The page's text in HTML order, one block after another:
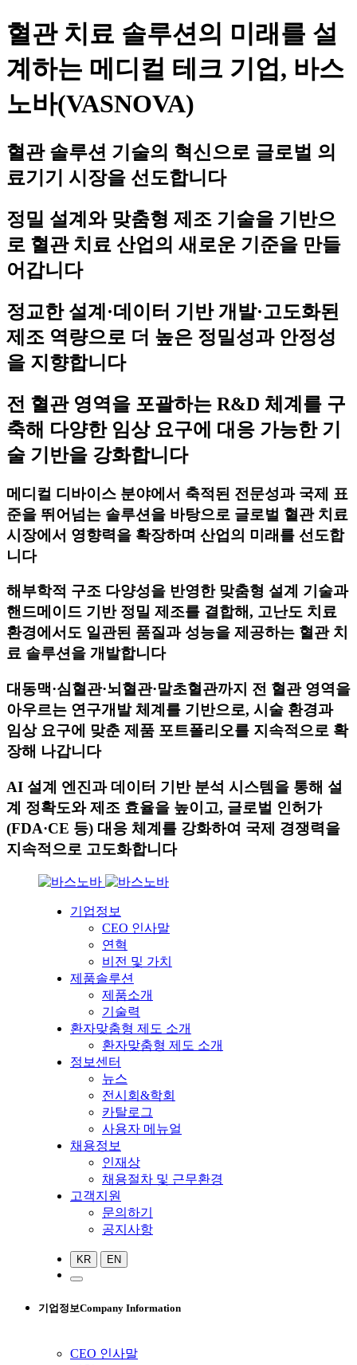
혈관 치료 솔루션의 미래를 설
계하는 메디컬 테크 기업, 바스
노바(VASNOVA)
혈관 솔루션 기술의 혁신으로 글로벌 의
료기기 시장을 선도합니다
정밀 설계와 맞춤형 제조 기술을 기반으
로 혈관 치료 산업의 새로운 기준을 만들
어갑니다
정교한 설계·데이터 기반 개발·고도화된
제조 역량으로 더 높은 정밀성과 안정성
을 지향합니다
전 혈관 영역을 포괄하는 R&D 체계를 구
축해 다양한 임상 요구에 대응 가능한 기
술 기반을 강화합니다
메디컬 디바이스 분야에서 축적된 전문성과 국제 표
준을 뛰어넘는 솔루션을 바탕으로 글로벌 혈관 치료
시장에서 영향력을 확장하며 산업의 미래를 선도합
니다
해부학적 구조 다양성을 반영한 맞춤형 설계 기술과
핸드메이드 기반 정밀 제조를 결합해, 고난도 치료
환경에서도 일관된 품질과 성능을 제공하는 혈관 치
료 솔루션을 개발합니다
대동맥·심혈관·뇌혈관·말초혈관까지 전 혈관 영역을
아우르는 연구개발 체계를 기반으로, 시술 환경과
임상 요구에 맞춘 제품 포트폴리오를 지속적으로 확
장해 나갑니다
AI 설계 엔진과 데이터 기반 분석 시스템을 통해 설
계 정확도와 제조 효율을 높이고, 글로벌 인허가
(FDA·CE 등) 대응 체계를 강화하여 국제 경쟁력을
지속적으로 고도화합니다
기업정보
CEO 인사말
연혁
비전 및 가치
제품솔루션
제품소개
기술력
환자맞춤형 제도 소개
환자맞춤형 제도 소개
정보센터
뉴스
전시회&학회
카탈로그
사용자 메뉴얼
채용정보
인재상
채용절차 및 근무환경
고객지원
문의하기
공지사항
KR EN
기업정보Company Information
CEO 인사말